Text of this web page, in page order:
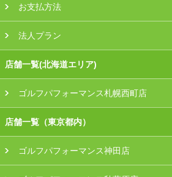
お支払方法
法人プラン
店舗一覧(北海道エリア)
ゴルフパフォーマンス札幌西町店
店舗一覧（東京都内）
ゴルフパフォーマンス神田店